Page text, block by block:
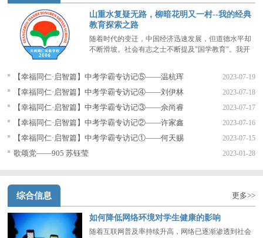
山重水复疑无路，柳暗花明又一村--我的经典
教育探索之路
随着时代的变迁，中国经济迅速发展，但道德水平却
不断滑坡。社会有志之士不断提及"国学教育"。我开
【幸福同仁·启智篇】中考学霸专访记⑤——温杭珲 2023-07-19
【幸福同仁·启智篇】中考学霸专访记④——刘伊林 2023-07-18
【幸福同仁·启智篇】中考学霸专访记③——佘尚睿 2023-07-17
【幸福同仁·启智篇】中考学霸专访记②——许家鑫 2023-07-16
【幸福同仁·启智篇】中考学霸专访记①——何天赐 2023-07-15
歌颂党——905 苏钰莹 2023-01-28
综合信息 更多>>
如何降低网络环境对学生健康的影响
随着互联网普及率持续升高，网络已逐渐渗透到社会